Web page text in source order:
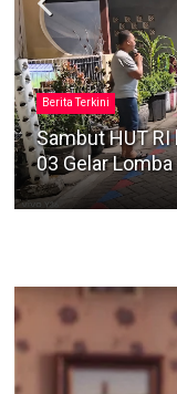
#MafiaTanah
Sengketa
Diminta Segera
Kegaduhan Di